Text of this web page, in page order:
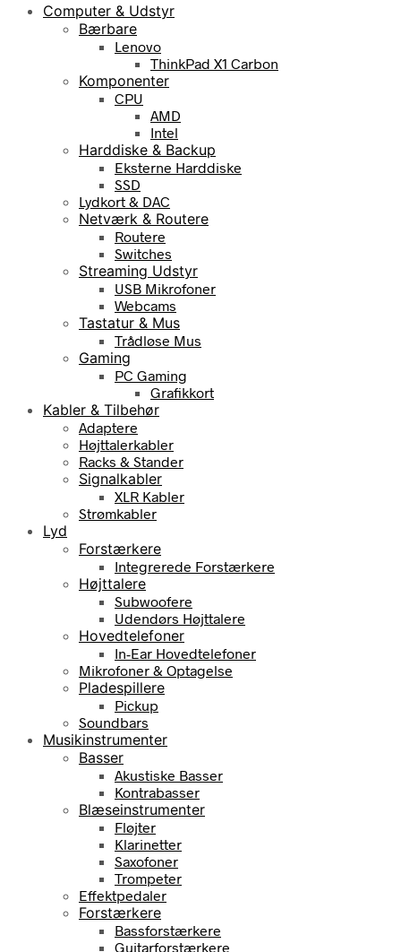
Computer & Udstyr
Bærbare
Lenovo
ThinkPad X1 Carbon
Komponenter
CPU
AMD
Intel
Harddiske & Backup
Eksterne Harddiske
SSD
Lydkort & DAC
Netværk & Routere
Routere
Switches
Streaming Udstyr
USB Mikrofoner
Webcams
Tastatur & Mus
Trådløse Mus
Gaming
PC Gaming
Grafikkort
Kabler & Tilbehør
Adaptere
Højttalerkabler
Racks & Stander
Signalkabler
XLR Kabler
Strømkabler
Lyd
Forstærkere
Integrerede Forstærkere
Højttalere
Subwoofere
Udendørs Højttalere
Hovedtelefoner
In-Ear Hovedtelefoner
Mikrofoner & Optagelse
Pladespillere
Pickup
Soundbars
Musikinstrumenter
Basser
Akustiske Basser
Kontrabasser
Blæseinstrumenter
Fløjter
Klarinetter
Saxofoner
Trompeter
Effektpedaler
Forstærkere
Bassforstærkere
Guitarforstærkere